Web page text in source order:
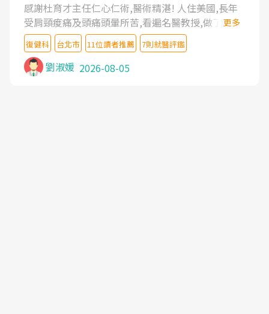
感謝杜育才主任仁心仁術,醫術精湛! 人住美國,長年
受肩頸痠痛及頭痛頭暈所苦,看遍名醫教授,做了各種
檢查,也嘗試過西醫打針,中醫針灸及物理徒手治療都
沒有用,後來連吃到嗎啡類止痛藥都效果有限,只是壓
症狀,沒多久就痛起來,多年失眠嚴重影響生活品質.
台灣親友介紹忠孝醫院杜育才主任是頸頭症候群專
更多
復健科 台北市 11位讀者推薦 7則就醫評鑑
劉淑媛 2026-08-05